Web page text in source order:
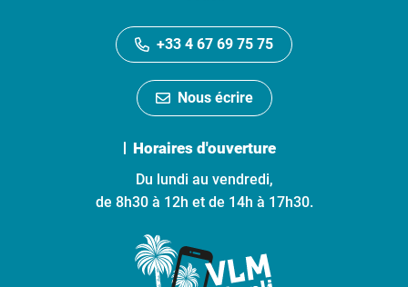
+33 4 67 69 75 75
Nous écrire
Horaires d'ouverture
Du lundi au vendredi,
de 8h30 à 12h et de 14h à 17h30.